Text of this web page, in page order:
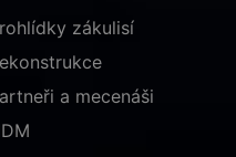
zákulisí
a mecenáši